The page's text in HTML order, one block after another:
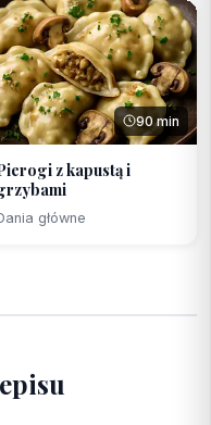
90 min
z kapustą i
główne